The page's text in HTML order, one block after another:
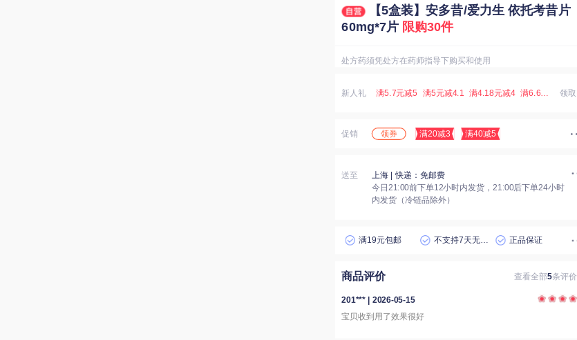
【5盒装】安多昔/爱力生 依托考昔片
60mg*7片 限购30件
处方药须凭处方在药师指导下购买和使用
新人礼 领取
满5.7元减5 满5元减4.1 满4.18元减4 满6.67元减5.07
促销 领券 满20减3 满40减5
送至 上海 | 快递：免邮费
今日21:00前下单12小时内发货，21:00后下单24小时
内发货（冷链品除外）
满19元包邮 不支持7天无理由退货 正品保证
商品评价 查看全部5条评价
201*** | 2026-05-15
宝贝收到用了效果很好